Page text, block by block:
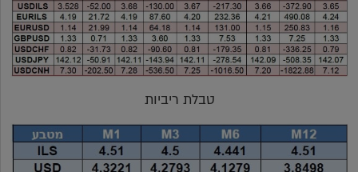
טבלת ריביות